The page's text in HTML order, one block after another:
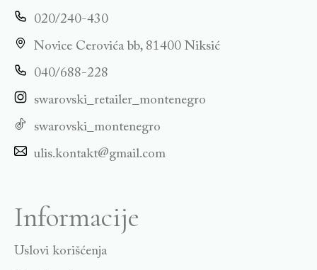
020/240-430
Novice Cerovića bb, 81400 Niksić
040/688-228
swarovski_retailer_montenegro
swarovski_montenegro
ulis.kontakt@gmail.com
Informacije
Uslovi korišćenja